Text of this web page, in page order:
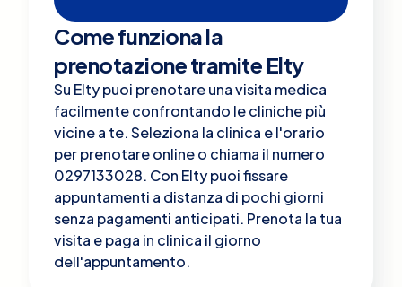
Come funziona la
prenotazione tramite Elty
Su Elty puoi prenotare una visita medica
facilmente confrontando le cliniche più
vicine a te. Seleziona la clinica e l'orario
per prenotare online o chiama il numero
0297133028. Con Elty puoi fissare
appuntamenti a distanza di pochi giorni
senza pagamenti anticipati. Prenota la tua
visita e paga in clinica il giorno
dell'appuntamento.